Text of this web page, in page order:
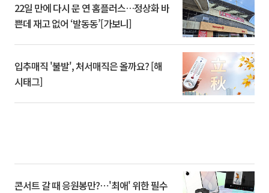
22일 만에 다시 문 연 홈플러스…정상화 바
쁜데 재고 없어 ‘발동동’[가보니]
입추매직 '불발', 처서매직은 올까요? [해
시태그]
콘서트 갈 때 응원봉만?⋯'최애' 위한 필수